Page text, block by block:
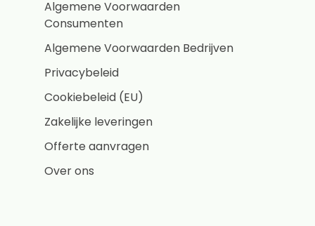
Algemene Voorwaarden
Consumenten
Algemene Voorwaarden Bedrijven
Privacybeleid
Cookiebeleid (EU)
Zakelijke leveringen
Offerte aanvragen
Over ons